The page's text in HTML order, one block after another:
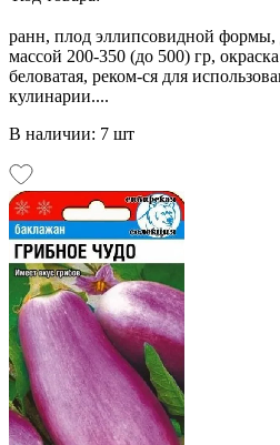
ранн, плод эллипсовидной
массой 200-350 (до 500) гр,
беловатая, реком-ся для
кулинарии....
В наличии: 7 шт